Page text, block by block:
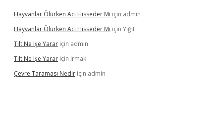
Hayvanlar Ölürken Acı Hisseder Mi için admin
Hayvanlar Ölürken Acı Hisseder Mi için Yiğit
Tilt Ne Işe Yarar için admin
Tilt Ne Işe Yarar için Irmak
Çevre Taraması Nedir için admin